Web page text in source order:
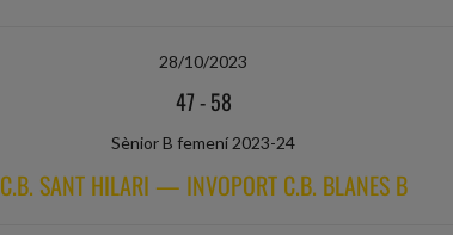
28/10/2023
47-58
Sènior B femení 2023-24
C.B. SANT HILARI — INVOPORT C.B. BLANES B